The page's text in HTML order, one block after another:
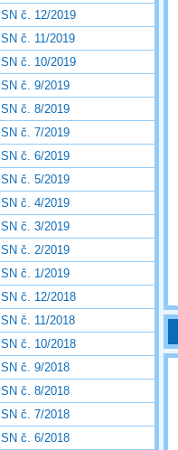
SN č. 12/2019
SN č. 11/2019
SN č. 10/2019
SN č. 9/2019
SN č. 8/2019
SN č. 7/2019
SN č. 6/2019
SN č. 5/2019
SN č. 4/2019
SN č. 3/2019
SN č. 2/2019
SN č. 1/2019
SN č. 12/2018
SN č. 11/2018
SN č. 10/2018
SN č. 9/2018
SN č. 8/2018
SN č. 7/2018
SN č. 6/2018